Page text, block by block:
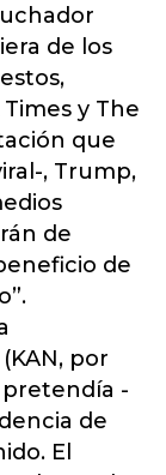
de los
y The
que
, Trump,
de
de
por
pretendía -
de
El